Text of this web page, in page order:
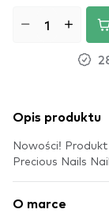
Opis produktu
Nowości!
Precious Nails
O marce